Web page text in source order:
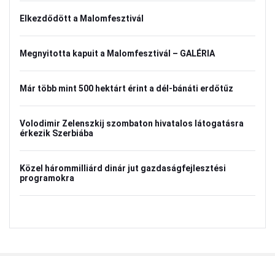
Elkezdődött a Malomfesztivál
Megnyitotta kapuit a Malomfesztivál – GALÉRIA
Már több mint 500 hektárt érint a dél-bánáti erdőtűz
Volodimir Zelenszkij szombaton hivatalos látogatásra
érkezik Szerbiába
Közel hárommilliárd dinár jut gazdaságfejlesztési
programokra